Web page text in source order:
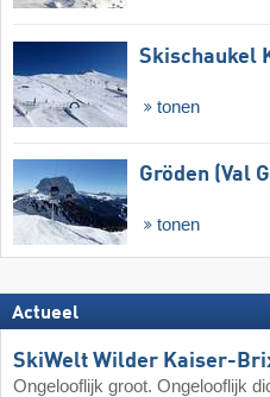
Skischaukel
tonen
Gröden (Val
tonen
Actueel
SkiWelt Wilder Kaiser-
Ongelooflijk groot. Ongelooflijk